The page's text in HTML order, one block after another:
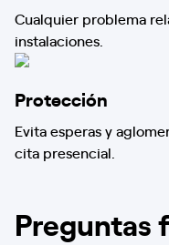
Cualquier problema
instalaciones.
Protección
Evita esperas y
cita presencial.
Preguntas